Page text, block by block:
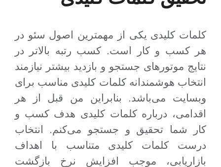
کلمات کلیدی یکی از مهمترین اصول سئو در
هر کسب و کار است. کسب رتبه بالاتر در
نتایج موتورهای جستجو و بازدید بیشتر نیازمند
انتخاب هوشمندانه کلمات کلیدی مناسب برای
وبسایت می‌باشد. بنابراین من قبل از هر
اقدامی، درباره کلمات کلیدی هدف کسب و
کار شما تحقیق و جستجو می‌کنم. انتخاب
درست کلمات کلیدی متناسب با اهداف
بازاریابی، موجب افزایش نرخ بازگشت